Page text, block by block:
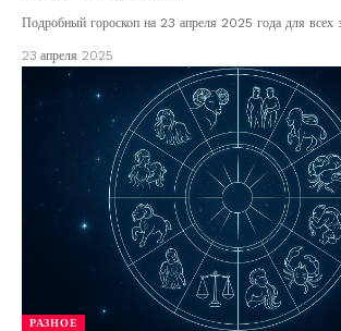
Подробный гороскоп на 23 апреля 2025 года для всех
23 апреля 2025
РАЗНОЕ